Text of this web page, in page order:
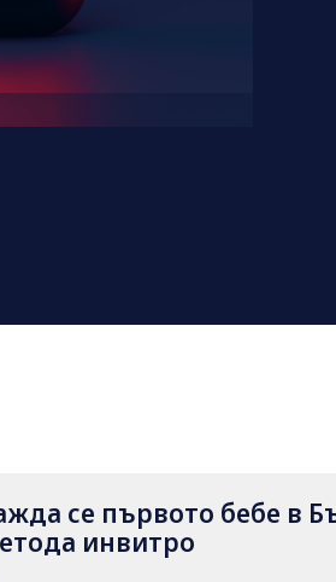
се първото бебе в
инвитро